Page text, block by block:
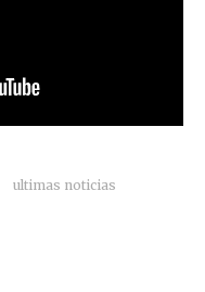
ultimas noticias